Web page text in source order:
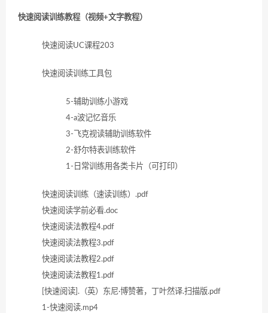
快速阅读训练教程（视频+文字教程）
快速阅读UC课程203
快速阅读训练工具包
5-辅助训练小游戏
4-a波记忆音乐
3-飞克视读辅助训练软件
2-舒尔特表训练软件
1-日常训练用各类卡片（可打印）
快速阅读训练（速读训练）.pdf
快速阅读学前必看.doc
快速阅读法教程4.pdf
快速阅读法教程3.pdf
快速阅读法教程2.pdf
快速阅读法教程1.pdf
[快速阅读].（英）东尼·博赞著，丁叶然译.扫描版.pdf
1-快速阅读.mp4